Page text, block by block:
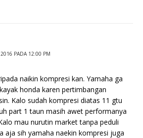
PADA 12:00 PM
naikin kompresi kan. Yamaha ga
honda karen pertimbangan
Kalo sudah kompresi diatas 11 gtu
part 1 taun masih awet performanya
mau nurutin market tanpa peduli
aja sih yamaha naekin kompresi juga